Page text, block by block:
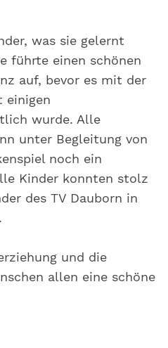
was sie gelernt
führte einen schönen
auf, bevor es mit der
einigen
wurde. Alle
unter Begleitung von
noch ein
Kinder konnten stolz
des TV Dauborn in
und die
allen eine schöne